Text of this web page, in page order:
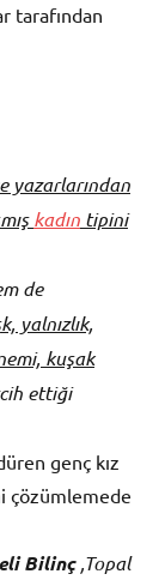
tarafından
yazarlarından
kadın tipini
de
yalnızlık,
kuşak
ettiği
genç kız
çözümlemede
Bilinç,Topal